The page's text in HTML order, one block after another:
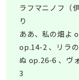
ラフマニノフ（
り
ああ、私の畑よ
op.14-2 、リラ
ぬ op.26-6 、ヴ
3